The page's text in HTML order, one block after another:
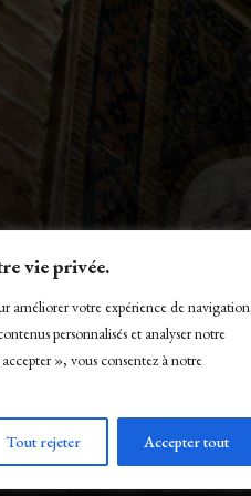
vie privée.
améliorer votre expérience de
personnalisés et analyser notre
», vous consentez à notre
Tout rejeter Accepter tout